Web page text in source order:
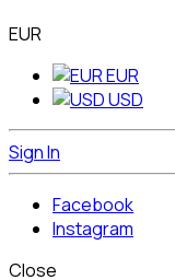
EUR
EUR
USD
Sign In
Facebook
Instagram
Close